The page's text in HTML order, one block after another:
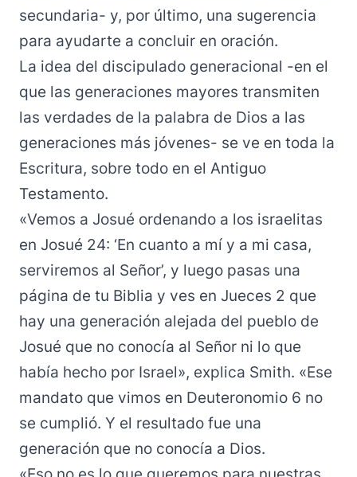
secundaria- y, por último, una sugerencia
para ayudarte a concluir en oración.
La idea del discipulado generacional -en el
que las generaciones mayores transmiten
las verdades de la palabra de Dios a las
generaciones más jóvenes- se ve en toda la
Escritura, sobre todo en el Antiguo
Testamento.
«Vemos a Josué ordenando a los israelitas
en Josué 24: ‘En cuanto a mí y a mi casa,
serviremos al Señor’, y luego pasas una
página de tu Biblia y ves en Jueces 2 que
hay una generación alejada del pueblo de
Josué que no conocía al Señor ni lo que
había hecho por Israel», explica Smith. «Ese
mandato que vimos en Deuteronomio 6 no
se cumplió. Y el resultado fue una
generación que no conocía a Dios.